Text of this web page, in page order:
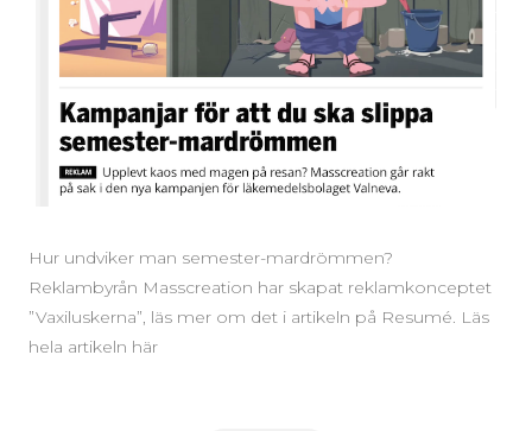
Hur undviker man semester-mardrömmen?
Reklambyrån Masscreation har skapat reklamkonceptet
”Vaxiluskerna”, läs mer om det i artikeln på Resumé. Läs
hela artikeln här